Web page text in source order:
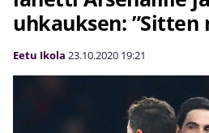
uhkauksen: ”Sitten
Eetu Ikola 23.10.2020 19:21